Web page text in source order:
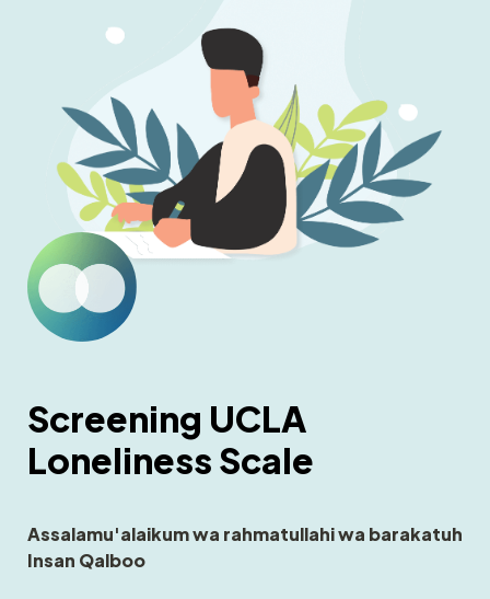
Screening UCLA
Loneliness Scale
Assalamu'alaikum wa rahmatullahi wa barakatuh
Insan Qalboo